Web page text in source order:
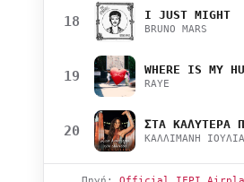
18 I JUST MIGHT
BRUNO MARS
19 WHERE IS MY
RAYE
20 ΚΑΛΛΙΜΑΝΗ